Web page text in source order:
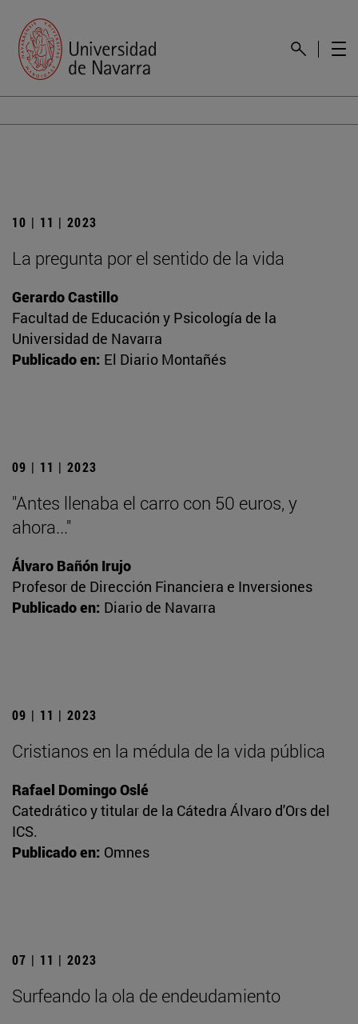
10 | 11 | 2023
La pregunta por el sentido de la vida
Gerardo Castillo
Facultad de Educación y Psicología de la
Universidad de Navarra
Publicado en: El Diario Montañés
09 | 11 | 2023
"Antes llenaba el carro con 50 euros, y
ahora..."
Álvaro Bañón Irujo
Profesor de Dirección Financiera e Inversiones
Publicado en: Diario de Navarra
09 | 11 | 2023
Cristianos en la médula de la vida pública
Rafael Domingo Oslé
Catedrático y titular de la Cátedra Álvaro d'Ors del
ICS.
Publicado en: Omnes
07 | 11 | 2023
Surfeando la ola de endeudamiento